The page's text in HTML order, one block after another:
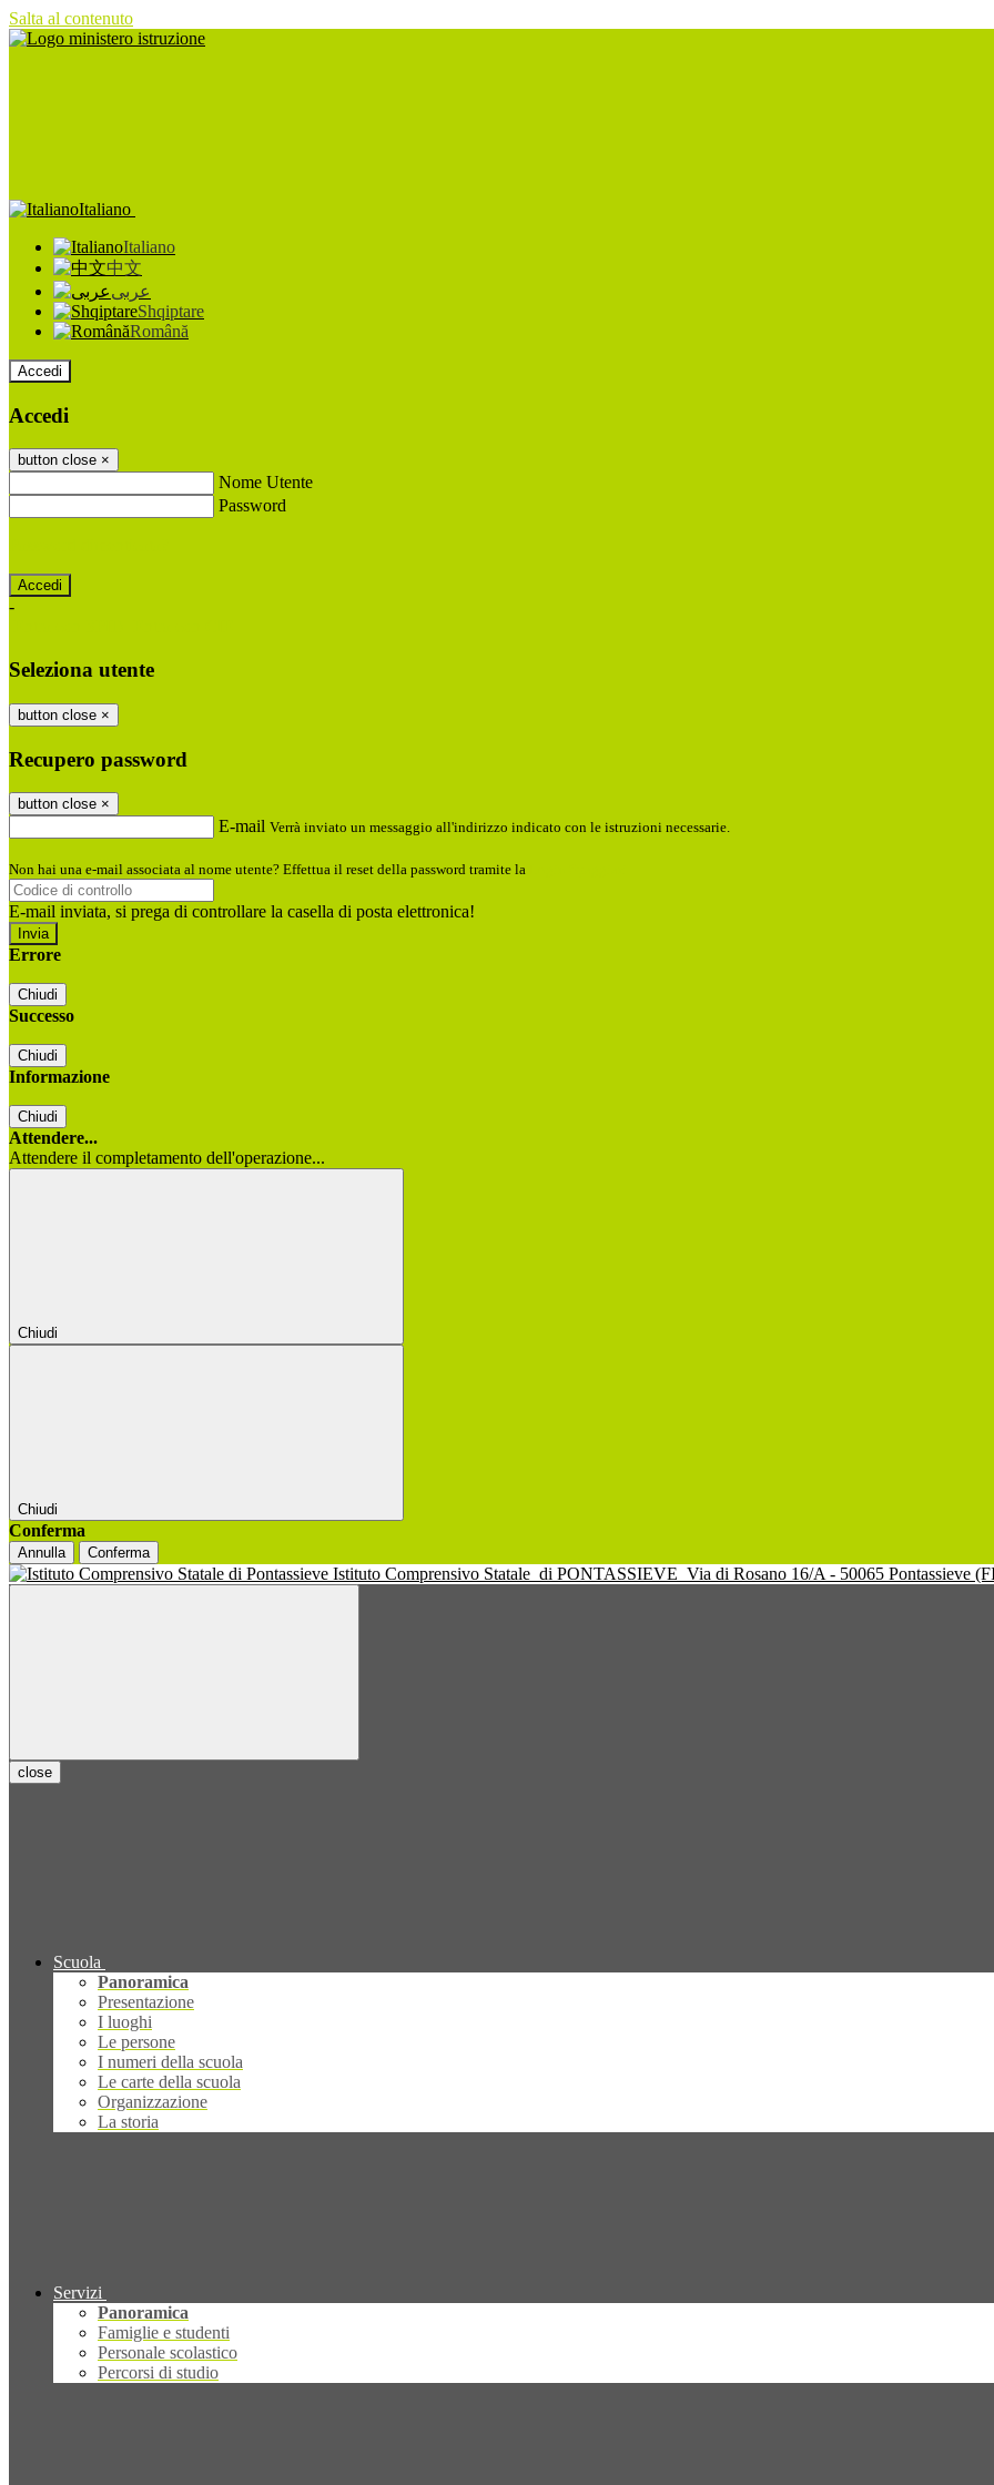
Salta al contenuto
Italiano
Italiano
中文
عربى
Shqiptare
Română
Accedi
Accedi
button close ×
Nome Utente
Password
-
Seleziona utente
button close ×
Recupero password
button close ×
E-mail Verrà inviato un messaggio all'indirizzo indicato con le istruzioni necessarie.
Non hai una e-mail associata al nome utente? Effettua il reset della password tramite la
E-mail inviata, si prega di controllare la casella di posta elettronica!
Errore
Chiudi
Successo
Chiudi
Informazione
Chiudi
Attendere...
Attendere il completamento dell'operazione...
Chiudi
Chiudi
Conferma
Annulla Conferma
Istituto Comprensivo Statale di PONTASSIEVE Via di Rosano 16/A - 50065 Pontassieve
close
Scuola
Panoramica
Presentazione
I luoghi
Le persone
I numeri della scuola
Le carte della scuola
Organizzazione
La storia
Servizi
Panoramica
Famiglie e studenti
Personale scolastico
Percorsi di studio